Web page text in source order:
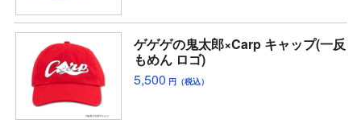
ゲゲゲの鬼太郎×Carp キャップ(一反
もめん ロゴ)
5,500 円（税込）